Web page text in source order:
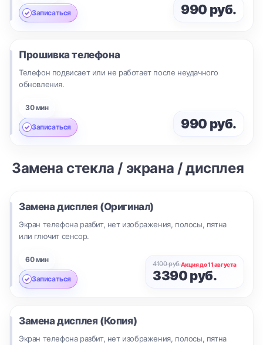
Записаться 990 руб.
Прошивка телефона
Телефон подвисает или не работает после неудачного
обновления.
30 мин
Записаться 990 руб.
Замена стекла / экрана / дисплея
Замена дисплея (Оригинал)
Экран телефона разбит, нет изображения, полосы, пятна
или глючит сенсор.
60 мин
Записаться
4100 руб.Акция до 11 августа
3390 руб.
Замена дисплея (Копия)
Экран телефона разбит, нет изображения, полосы, пятна